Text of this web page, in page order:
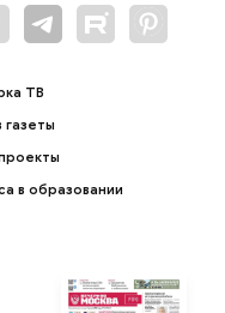
ТВ
газеты
в образовании